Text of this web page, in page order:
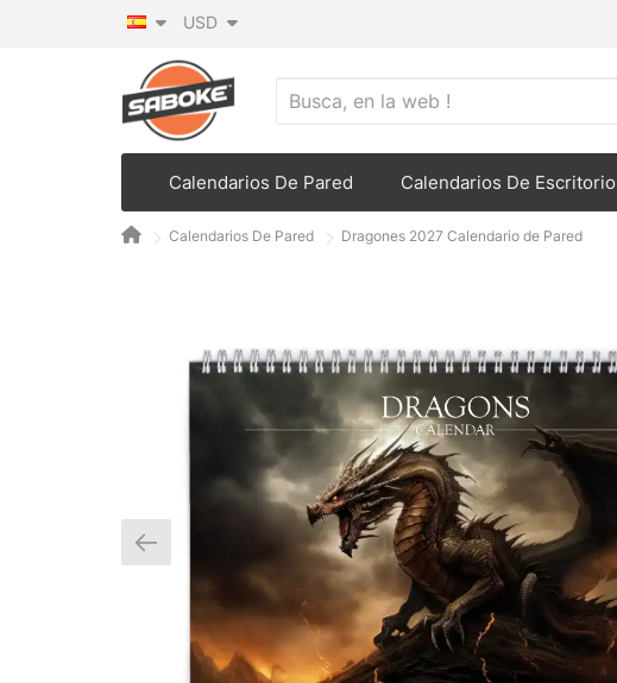
USD
Calendarios De Pared Calendarios De Escritorio
Calendarios De Pared Dragones 2027 Calendario de Pared